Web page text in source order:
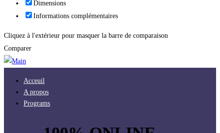
Dimensions
Informations complémentaires
Cliquez à l'extérieur pour masquer la barre de comparaison
Comparer
Acceuil
A propos
Programs